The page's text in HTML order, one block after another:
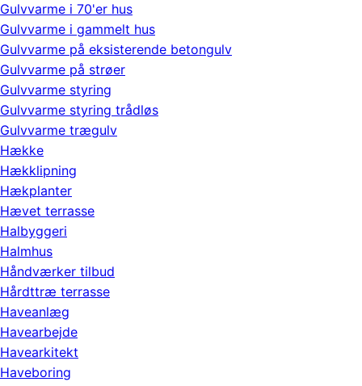
Gulvvarme i 70'er hus
Gulvvarme i gammelt hus
Gulvvarme på eksisterende betongulv
Gulvvarme på strøer
Gulvvarme styring
Gulvvarme styring trådløs
Gulvvarme trægulv
Hække
Hækklipning
Hækplanter
Hævet terrasse
Halbyggeri
Halmhus
Håndværker tilbud
Hårdttræ terrasse
Haveanlæg
Havearbejde
Havearkitekt
Haveboring